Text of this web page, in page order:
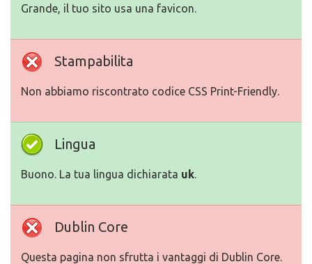
Grande, il tuo sito usa una favicon.
Stampabilita
Non abbiamo riscontrato codice CSS Print-Friendly.
Lingua
Buono. La tua lingua dichiarata uk.
Dublin Core
Questa pagina non sfrutta i vantaggi di Dublin Core.